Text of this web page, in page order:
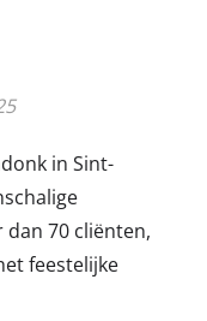
in Sint-
dan 70 cliënten,
feestelijke